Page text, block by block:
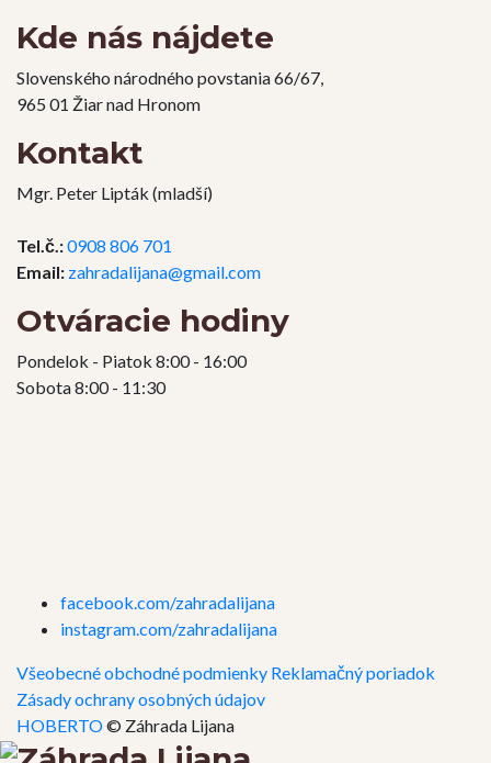
Kde nás nájdete
Slovenského národného povstania 66/67,
965 01 Žiar nad Hronom
Kontakt
Mgr. Peter Lipták (mladší)
Tel.č.:0908 806 701
Email: zahradalijana@gmail.com
Otváracie hodiny
Pondelok - Piatok 8:00 - 16:00
Sobota 8:00 - 11:30
facebook.com/zahradalijana
instagram.com/zahradalijana
Všeobecné obchodné podmienky Reklamačný poriadok
Zásady ochrany osobných údajov
HOBERTO© Záhrada Lijana